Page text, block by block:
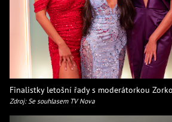
Finalistky letošní řady s moderátorkou
Zdroj: Se souhlasem TV Nova